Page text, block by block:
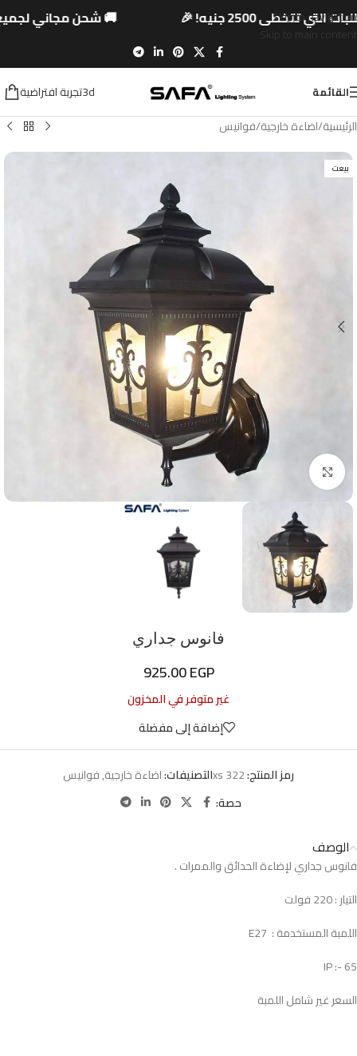
🚚 شحن مجاني لجميع تتخطى 2500 جنيه! 🎉
Skip to navigation
Skip to main content
القائمة
3dتجربة افتراضية
الرئيسية/اضاءة خارجية/فوانيس
بيعت
اضغط للتكبير
فانوس جداري
925.00EGP
غير متوفر في المخزون
إضافة إلى مفضلة
رمز المنتج:322 xs التصنيفات:اضاءة خارجية,فوانيس
حصة:
الوصف
فانوس جداري لإضاءة الحدائق والممرات .
التيار : 220 فولت
اللمبة المستخدمة : E27
IP :- 65
السعر غير شامل اللمبة